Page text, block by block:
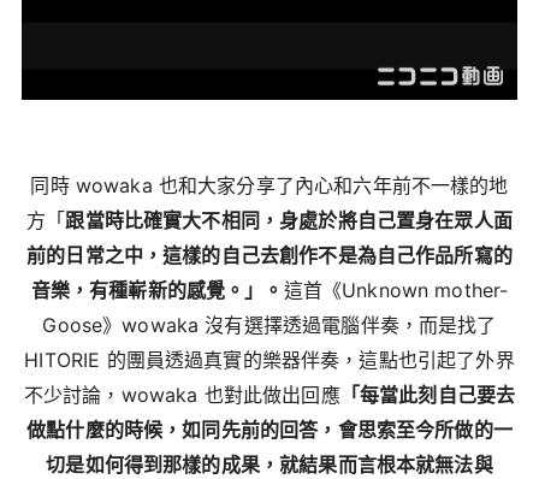
同時 wowaka 也和大家分享了內心和六年前不一樣的地
方「跟當時比確實大不相同，身處於將自己置身在眾人面
前的日常之中，這樣的自己去創作不是為自己作品所寫的
音樂，有種嶄新的感覺。」。 這首《Unknown mother-
Goose》wowaka 沒有選擇透過電腦伴奏，而是找了
HITORIE 的團員透過真實的樂器伴奏，這點也引起了外界
不少討論，wowaka 也對此做出回應「每當此刻自己要去
做點什麼的時候，如同先前的回答，會思索至今所做的一
切是如何得到那樣的成果，就結果而言根本就無法與